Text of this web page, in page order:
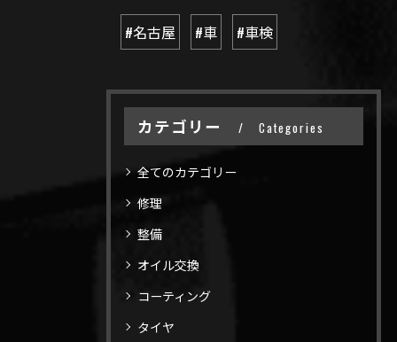
#名古屋 #車 #車検
カテゴリー Categories
全てのカテゴリー
修理
整備
オイル交換
コーティング
タイヤ